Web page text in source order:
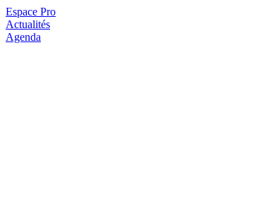
Espace Pro
Actualités
Agenda